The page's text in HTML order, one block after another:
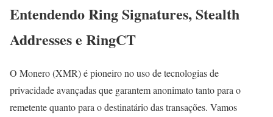
Entendendo Ring Signatures, Stealth
Addresses e RingCT
O Monero (XMR) é pioneiro no uso de tecnologias de
privacidade avançadas que garantem anonimato tanto para o
remetente quanto para o destinatário das transações. Vamos